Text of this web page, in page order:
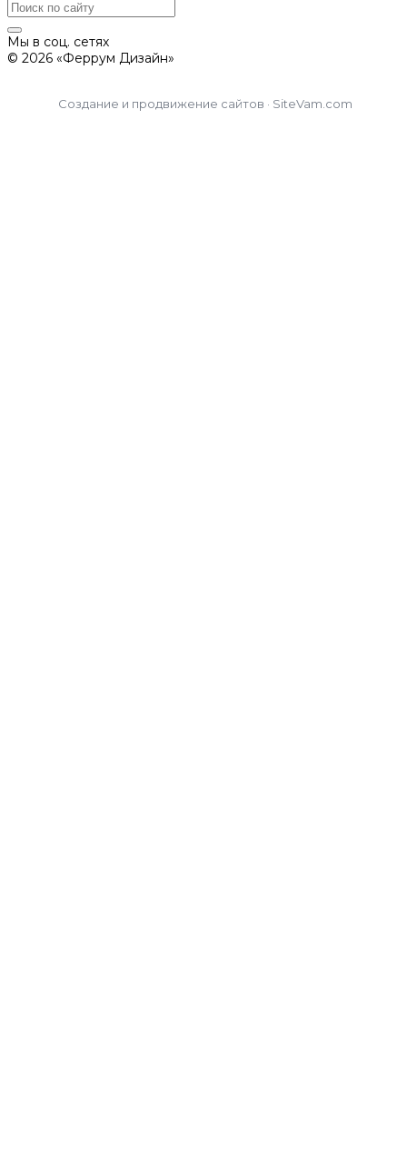
Мы в соц. сетях
© 2026 «Феррум Дизайн»
Создание и продвижение сайтов · SiteVam.com